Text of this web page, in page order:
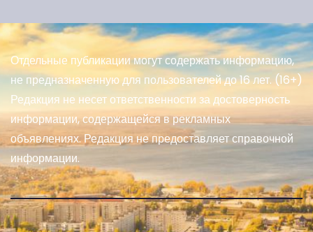
Отдельные публикации могут содержать информацию,
не предназначенную для пользователей до 16 лет. (16+)
Редакция не несет ответственности за достоверность
информации, содержащейся в рекламных
объявлениях. Редакция не предоставляет справочной
информации.